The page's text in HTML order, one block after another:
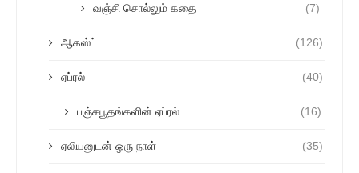
வஞ்சி சொல்லும் கதை (7)
ஆகஸ்ட் (126)
ஏப்ரல் (40)
பஞ்சபூதங்களின் ஏப்ரல் (16)
ஏலியனுடன் ஒரு நாள் (35)